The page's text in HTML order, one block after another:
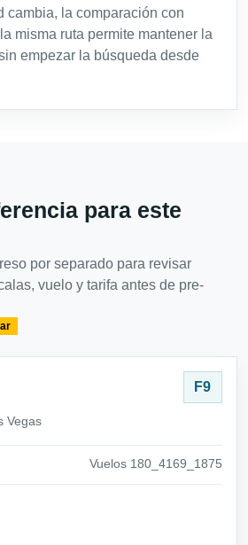
cambia, la comparación con
misma ruta permite mantener la
empezar la búsqueda desde
para este
por separado para revisar
vuelo y tarifa antes de pre-
Vegas
F9
Vuelos 180_4169_1875